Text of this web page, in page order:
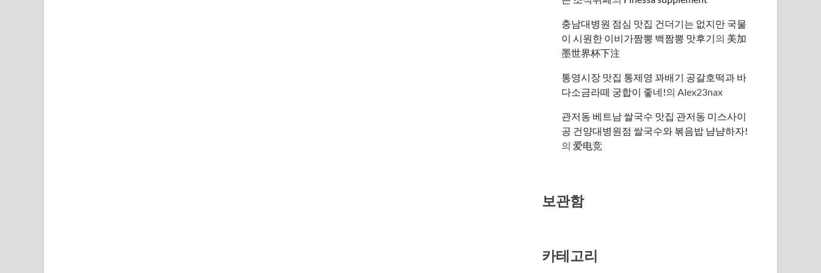
충남대병원 점심 맛집 건더기는 없지만 국물
이 시원한 이비가짬뽕 백짬뽕 맛후기의 美加
墨世界杯下注
통영시장 맛집 통제영 꽈배기 공갈호떡과 바
다소금라떼 궁합이 좋네!의Alex23nax
관저동 베트남 쌀국수 맛집 관저동 미스사이
공 건양대병원점 쌀국수와 볶음밥 냠냠하자!
의 爱电竞
보관함
카테고리